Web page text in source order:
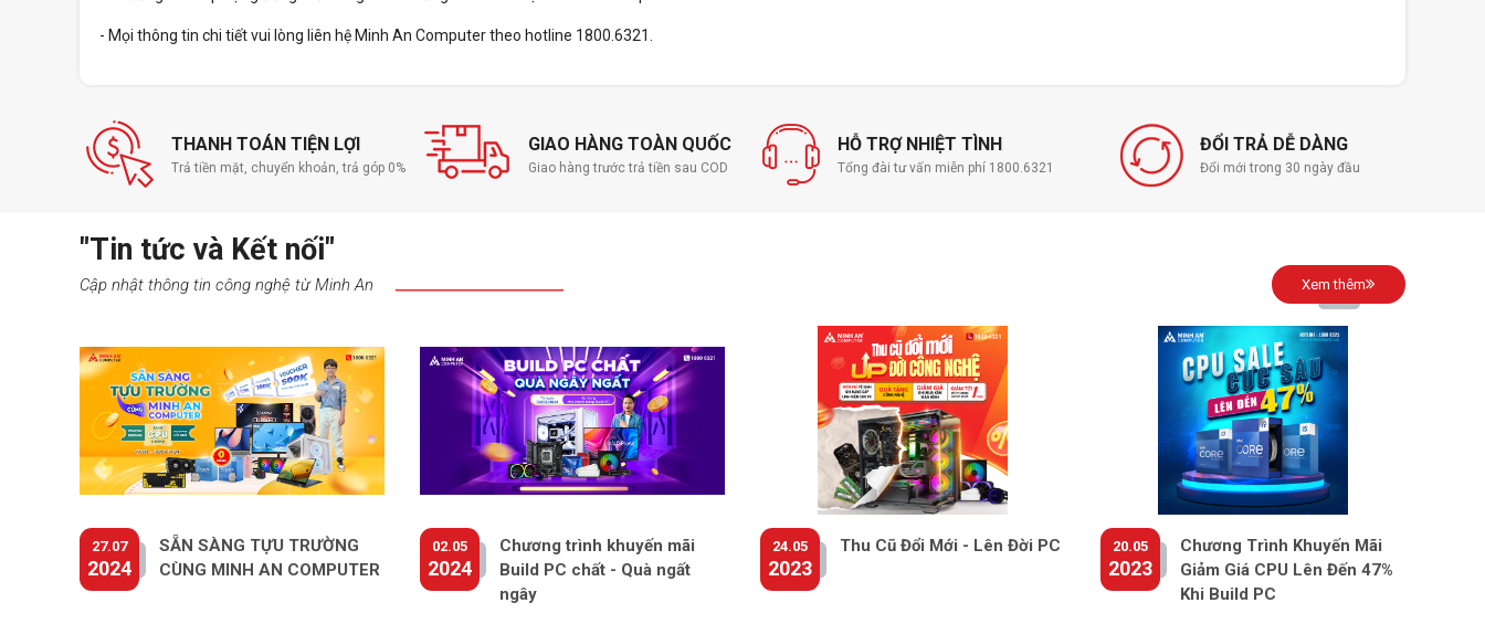
- Mọi thông tin chi tiết vui lòng liên hệ Minh An Computer theo hotline 1800.6321.
THANH TOÁN TIỆN LỢI
Trả tiền mặt, chuyển khoản, trả góp 0%
GIAO HÀNG TOÀN QUỐC
Giao hàng trước trả tiền sau COD
HỖ TRỢ NHIỆT TÌNH
Tổng đài tư vấn miễn phí 1800.6321
ĐỔI TRẢ DỄ DÀNG
Đổi mới trong 30 ngày đầu
"Tin tức và Kết nối"
Cập nhật thông tin công nghệ từ Minh An Xem thêm
27.07
2024
SẴN SÀNG TỰU TRƯỜNG
CÙNG MINH AN COMPUTER
02.05
2024
Chương trình khuyến mãi
Build PC chất - Quà ngất
ngây
24.05
2023
Thu Cũ Đổi Mới - Lên Đời PC 20.05
2023
Chương Trình Khuyến Mãi
Giảm Giá CPU Lên Đến 47%
Khi Build PC